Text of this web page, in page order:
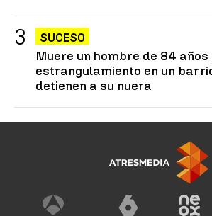
SUCESO
Muere un hombre de 84 años
estrangulamiento en un
detienen a su nuera